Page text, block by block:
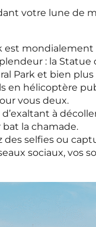
votre lune de
est
: la Statue
Park et bien plus
en hélicoptère
vous deux.
à
la chamade.
des selfies ou
sociaux, vos